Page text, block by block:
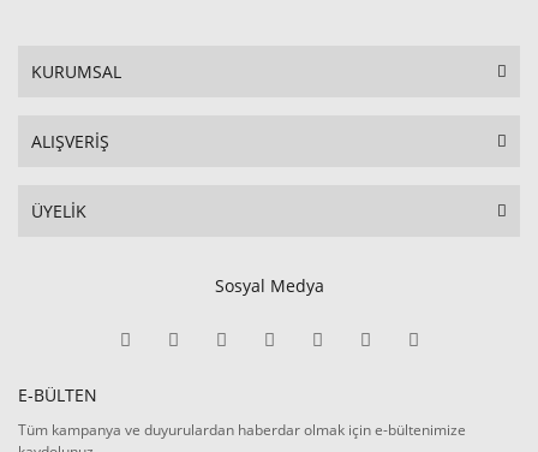
KURUMSAL
ALIŞVERİŞ
ÜYELİK
Sosyal Medya
E-BÜLTEN
Tüm kampanya ve duyurulardan haberdar olmak için e-bültenimize